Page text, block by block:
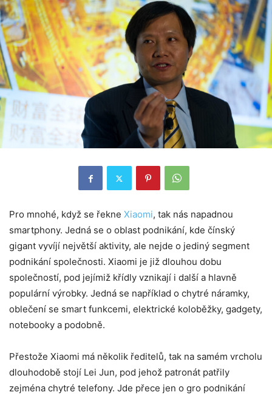
Pro mnohé, když se řekne Xiaomi, tak nás napadnou
smartphony. Jedná se o oblast podnikání, kde čínský
gigant vyvíjí největší aktivity, ale nejde o jediný segment
podnikání společnosti. Xiaomi je již dlouhou dobu
společností, pod jejímiž křídly vznikají i další a hlavně
populární výrobky. Jedná se například o chytré náramky,
oblečení se smart funkcemi, elektrické koloběžky, gadgety,
notebooky a podobně.
Přestože Xiaomi má několik ředitelů, tak na samém vrcholu
dlouhodobě stojí Lei Jun, pod jehož patronát patřily
zejména chytré telefony. Jde přece jen o gro podnikání